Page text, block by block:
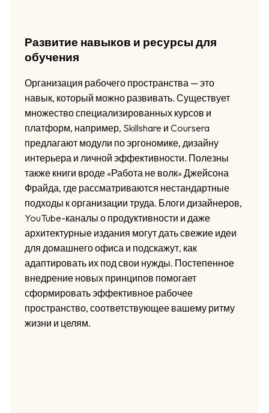
Развитие навыков и ресурсы для
обучения
Организация рабочего пространства — это
навык, который можно развивать. Существует
множество специализированных курсов и
платформ, например, Skillshare и Coursera
предлагают модули по эргономике, дизайну
интерьера и личной эффективности. Полезны
также книги вроде «Работа не волк» Джейсона
Фрайда, где рассматриваются нестандартные
подходы к организации труда. Блоги дизайнеров,
YouTube-каналы о продуктивности и даже
архитектурные издания могут дать свежие идеи
для домашнего офиса и подскажут, как
адаптировать их под свои нужды. Постепенное
внедрение новых принципов помогает
сформировать эффективное рабочее
пространство, соответствующее вашему ритму
жизни и целям.